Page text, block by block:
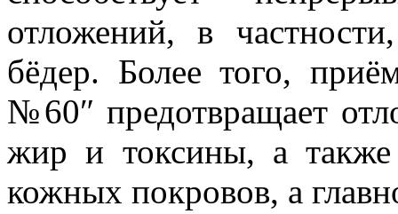
отложений, в
бёдер. Более того,
№60″ предотвращает
жир и токсины, а также
кожных покровов, а